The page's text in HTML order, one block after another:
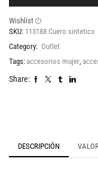
Wishlist
SKU: 113188 Cuero sintetico
Category: Outlet
Tags: accesorios mujer,
Share:
DESCRIPCIÓN